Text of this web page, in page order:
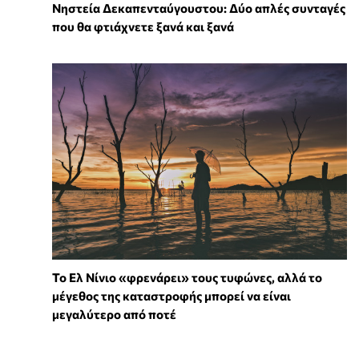
Νηστεία Δεκαπενταύγουστου: Δύο απλές συνταγές
που θα φτιάχνετε ξανά και ξανά
Το Ελ Νίνιο «φρενάρει» τους τυφώνες, αλλά το
μέγεθος της καταστροφής μπορεί να είναι
μεγαλύτερο από ποτέ